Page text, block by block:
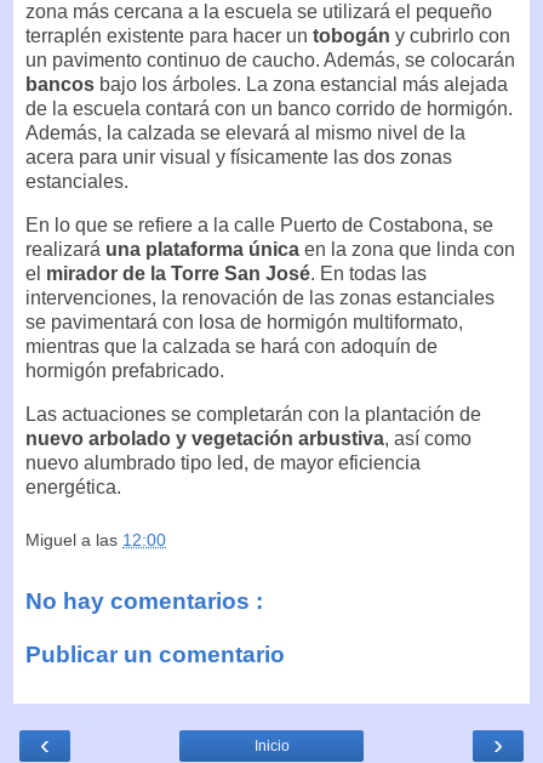
zona más cercana a la escuela se utilizará el pequeño
terraplén existente para hacer un tobogán y cubrirlo con
un pavimento continuo de caucho. Además, se colocarán
bancos bajo los árboles. La zona estancial más alejada
de la escuela contará con un banco corrido de hormigón.
Además, la calzada se elevará al mismo nivel de la
acera para unir visual y físicamente las dos zonas
estanciales.
En lo que se refiere a la calle Puerto de Costabona, se
realizará una plataforma única en la zona que linda con
el mirador de la Torre San José. En todas las
intervenciones, la renovación de las zonas estanciales
se pavimentará con losa de hormigón multiformato,
mientras que la calzada se hará con adoquín de
hormigón prefabricado.
Las actuaciones se completarán con la plantación de
nuevo arbolado y vegetación arbustiva, así como
nuevo alumbrado tipo led, de mayor eficiencia
energética.
Miguel a las 12:00
No hay comentarios :
Publicar un comentario
‹ ›
Inicio